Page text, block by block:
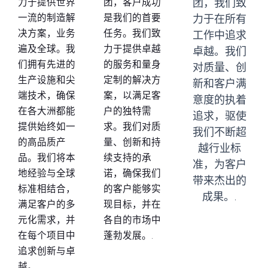
一流的制造解
决方案，业务
遍及全球。我
们拥有先进的
生产设施和尖
端技术，确保
在各大洲都能
提供始终如一
的高品质产
品。我们将本
地经验与全球
标准相结合，
满足客户的多
元化需求，并
在每个项目中
追求创新与卓
是我们的首要
任务。我们致
力于提供卓越
的服务和量身
定制的解决方
案，以满足客
户的独特需
求。我们对质
量、创新和持
续支持的承
诺，确保我们
的客户能够实
现目标，并在
各自的市场中
蓬勃发展。.
团，我们致
力于在所有
工作中追求
卓越。我们
对质量、创
新和客户满
意度的执着
追求，驱使
我们不断超
越行业标
准，为客户
带来杰出的
成果。.